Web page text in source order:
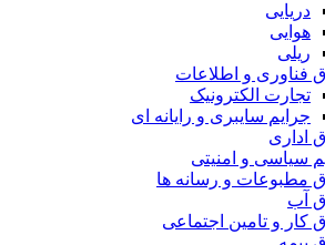
دریایی
هوایی
ریلی
فناوری و اطلاعات
تجارت الکترونیک
جرایم سایبری و رایانه ای
اداری
سیاسی و امنیتی
مطبوعات و رسانه ها
آب
کار و تامین اجتماعی